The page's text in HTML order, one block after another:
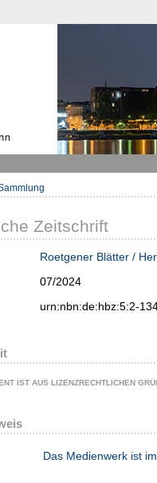
Zeitschrift
Roetgener Blätter /
07/2024
urn:nbn:de:hbz:5:2-
IST AUS LIZENZRECHTLICHEN
Das Medienwerk ist